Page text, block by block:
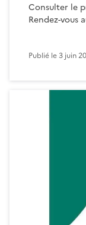
Consulter le
Rendez-vous
Publié le3 juin